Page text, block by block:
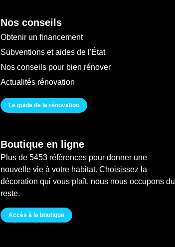
Nos conseils
Obtenir un financement
Subventions et aides de l'État
Nos conseils pour bien rénover
Actualités rénovation
Le guide de la rénovation
Boutique en ligne
Plus de 5453 références pour donner une
nouvelle vie à votre habitat. Choisissez la
décoration qui vous plaît, nous nous occupons du
reste.
Accès à la boutique